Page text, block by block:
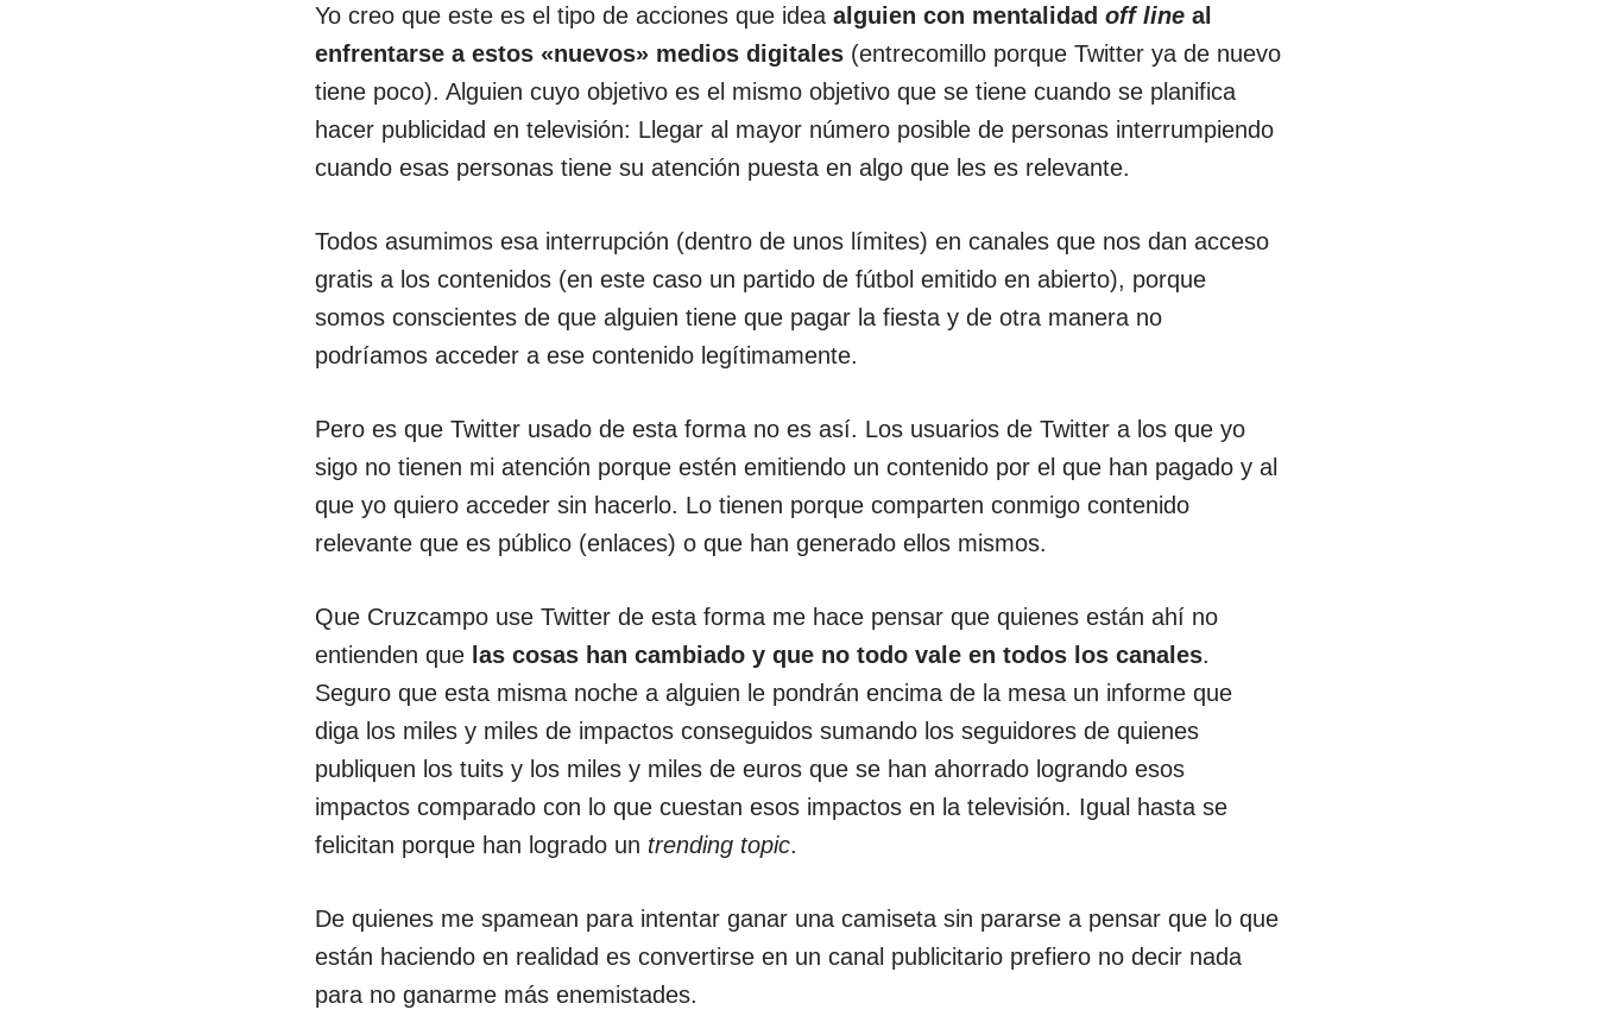
Yo creo que este es el tipo de acciones que ideaalguien con mentalidadoff line al
enfrentarse a estos «nuevos» medios digitales (entrecomillo porque Twitter ya de nuevo
tiene poco). Alguien cuyo objetivo es el mismo objetivo que se tiene cuando se planifica
hacer publicidad en televisión: Llegar al mayor número posible de personas interrumpiendo
cuando esas personas tiene su atención puesta en algo que les es relevante.
Todos asumimos esa interrupción (dentro de unos límites) en canales que nos dan acceso
gratis a los contenidos (en este caso un partido de fútbol emitido en abierto), porque
somos conscientes de que alguien tiene que pagar la fiesta y de otra manera no
podríamos acceder a ese contenido legítimamente.
Pero es que Twitter usado de esta forma no es así. Los usuarios de Twitter a los que yo
sigo no tienen mi atención porque estén emitiendo un contenido por el que han pagado y al
que yo quiero acceder sin hacerlo. Lo tienen porque comparten conmigo contenido
relevante que es público (enlaces) o que han generado ellos mismos.
Que Cruzcampo use Twitter de esta forma me hace pensar que quienes están ahí no
entienden que las cosas han cambiado y que no todo vale en todos los canales.
Seguro que esta misma noche a alguien le pondrán encima de la mesa un informe que
diga los miles y miles de impactos conseguidos sumando los seguidores de quienes
publiquen los tuits y los miles y miles de euros que se han ahorrado logrando esos
impactos comparado con lo que cuestan esos impactos en la televisión. Igual hasta se
felicitan porque han logrado un trending topic.
De quienes me spamean para intentar ganar una camiseta sin pararse a pensar que lo que
están haciendo en realidad es convertirse en un canal publicitario prefiero no decir nada
para no ganarme más enemistades.